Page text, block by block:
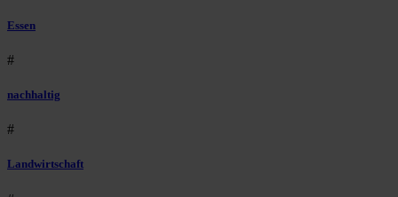
Essen
#
nachhaltig
#
Landwirtschaft